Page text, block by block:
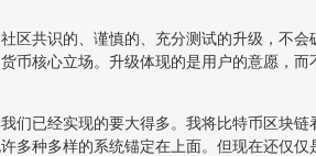
区共识的、谨慎的、充分测试的升级，不会
币核心立场。升级体现的是用户的意愿，而
们已经实现的要大得多。我将比特币区块链
多种多样的系统锚定在上面。但现在还仅仅